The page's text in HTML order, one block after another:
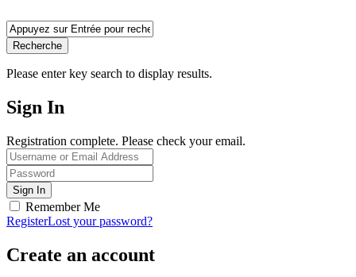
Recherche
Please enter key search to display results.
Sign In
Registration complete. Please check your email.
Remember Me
RegisterLost your password?
Create an account